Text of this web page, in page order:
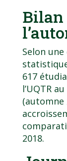
Bilan
Selon
617
l’UQTR
(automne
2018.